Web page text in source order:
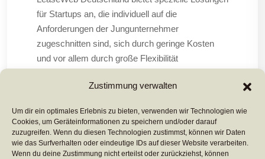
Zustimmung verwalten
Um dir ein optimales Erlebnis zu bieten, verwenden wir Technologien wie
Cookies, um Geräteinformationen zu speichern und/oder darauf
zuzugreifen. Wenn du diesen Technologien zustimmst, können wir Daten
wie das Surfverhalten oder eindeutige IDs auf dieser Website verarbeiten.
Wenn du deine Zustimmung nicht erteilst oder zurückziehst, können
für Startups an, die individuell auf die
Anforderungen der Jungunternehmer
zugeschnitten sind, sich durch geringe Kosten
und vor allem durch große Flexibilität
Angeboten für Gründerfirmen finden sich
Mehr Lesen ...